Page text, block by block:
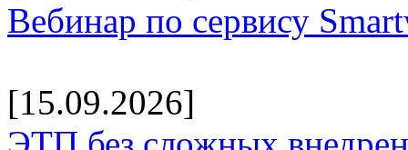
Вебинар по сервису
[15.09.2026]